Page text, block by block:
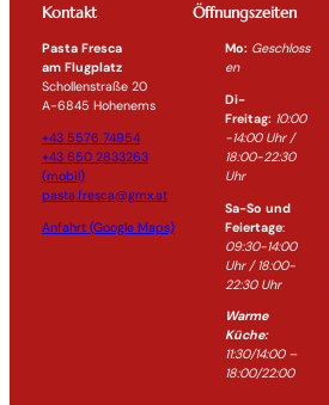
Kontakt
Pasta Fresca
am Flugplatz
Schollenstraße 20
A-6845 Hohenems
+43 5576 74954
+43 650 2833263
(mobil)
pasta.fresca@gmx.at
Anfahrt (Google Maps)
Öffnungszeiten
Mo: Geschloss
en
Di-
Freitag: 10:00
-14:00 Uhr /
18:00-22:30
Uhr
Sa-So und
Feiertage:
09:30-14:00
Uhr / 18:00-
22:30Uhr
Warme
Küche:
11:30/14:00 –
18:00/22:00